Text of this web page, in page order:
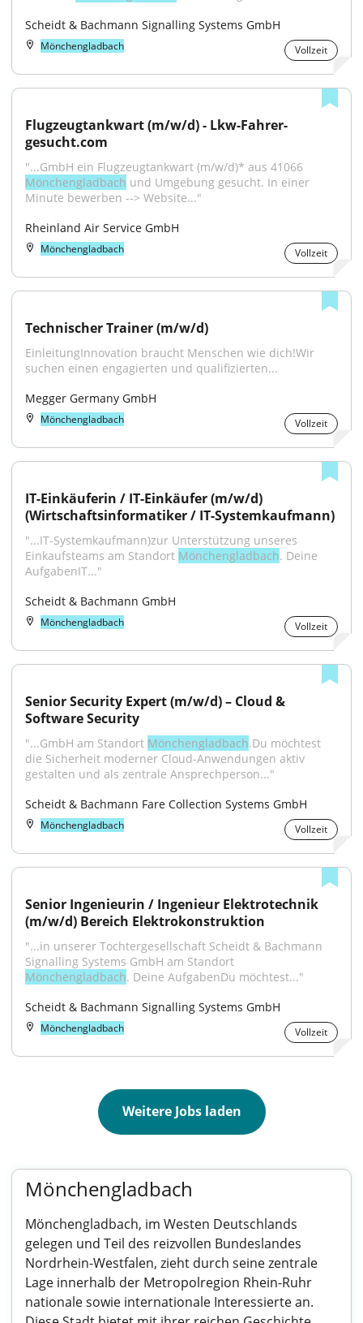
Scheidt & Bachmann Signalling Systems GmbH
Mönchengladbach Vollzeit
Flugzeugtankwart (m/w/d) - Lkw-Fahrer-
gesucht.com
Mönchengladbach und Umgebung gesucht. In einer
Minute bewerben --> Website..."
Rheinland Air Service GmbH
Mönchengladbach Vollzeit
Technischer Trainer (m/w/d)
EinleitungInnovation braucht Menschen wie dich!Wir
suchen einen engagierten und qualifizierten...
Megger Germany GmbH
Mönchengladbach Vollzeit
IT-Einkäuferin / IT-Einkäufer (m/w/d)
(Wirtschaftsinformatiker / IT-Systemkaufmann)
"...IT-Systemkaufmann)zur Unterstützung unseres
Einkaufsteams am Standort Mönchengladbach. Deine
AufgabenIT..."
Scheidt & Bachmann GmbH
Mönchengladbach Vollzeit
Senior Security Expert (m/w/d) – Cloud &
Software Security
"...GmbH am Standort Mönchengladbach.Du möchtest
die Sicherheit moderner Cloud-Anwendungen aktiv
gestalten und als zentrale Ansprechperson..."
Scheidt & Bachmann Fare Collection Systems GmbH
Mönchengladbach Vollzeit
Senior Ingenieurin / Ingenieur Elektrotechnik
(m/w/d) Bereich Elektrokonstruktion
"...in unserer Tochtergesellschaft Scheidt & Bachmann
Mönchengladbach. Deine AufgabenDu möchtest..."
Scheidt & Bachmann Signalling Systems GmbH
Mönchengladbach Vollzeit
Weitere Jobs laden
Mönchengladbach
Mönchengladbach, im Westen Deutschlands
gelegen und Teil des reizvollen Bundeslandes
Nordrhein-Westfalen, zieht durch seine zentrale
Lage innerhalb der Metropolregion Rhein-Ruhr
nationale sowie internationale Interessierte an.